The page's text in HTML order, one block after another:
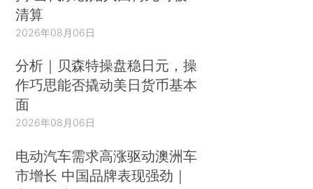
清算
2026年08月06日
分析｜贝森特操盘稳日元，操
作巧思能否撬动美日货币基本
面
2026年08月06日
电动汽车需求高涨驱动澳洲车
市增长 中国品牌表现强劲｜